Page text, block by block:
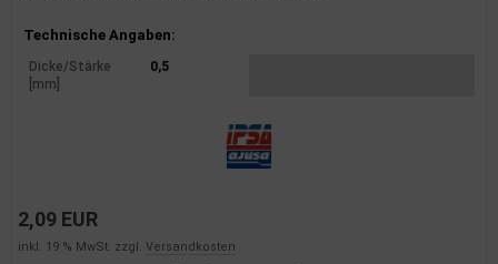
Produktinformationen
Technische Angaben:
Dicke/Stärke
[mm]
0,5
2,09 EUR
inkl. 19 % MwSt. zzgl. Versandkosten